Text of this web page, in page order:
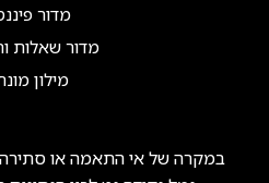
מדור
מדור שאלות
מילון
במקרה של אי התאמה או